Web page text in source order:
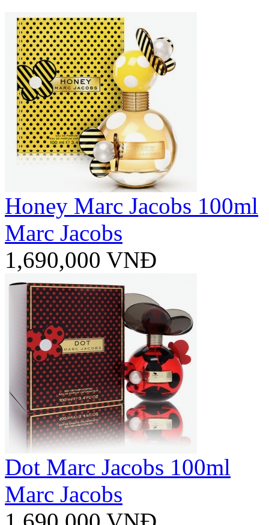
Honey Marc Jacobs 100ml
Marc Jacobs
1,690,000 VNĐ
Dot Marc Jacobs 100ml
Marc Jacobs